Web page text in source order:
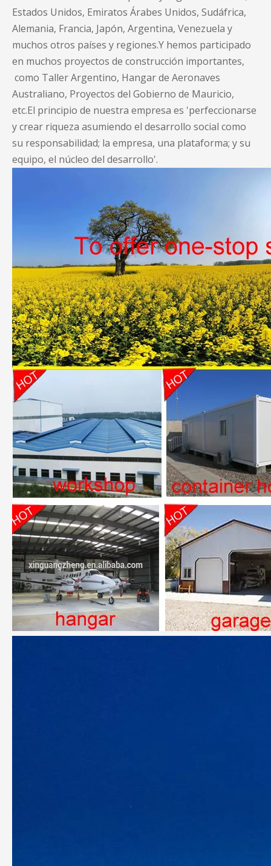
Estados Unidos, Emiratos Árabes Unidos, Sudáfrica,
Alemania, Francia, Japón, Argentina, Venezuela y
muchos otros países y regiones.Y hemos participado
en muchos proyectos de construcción importantes,
como Taller Argentino, Hangar de Aeronaves
Australiano, Proyectos del Gobierno de Mauricio,
etc.El principio de nuestra empresa es 'perfeccionarse
y crear riqueza asumiendo el desarrollo social como
su responsabilidad; la empresa, una plataforma; y su
equipo, el núcleo del desarrollo'.